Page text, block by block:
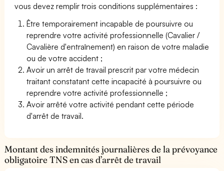
vous devez remplir trois conditions supplémentaires :
Être temporairement incapable de poursuivre ou
reprendre votre activité professionnelle (Cavalier /
Cavalière d'entraînement) en raison de votre maladie
ou de votre accident ;
Avoir un arrêt de travail prescrit par votre médecin
traitant constatant cette incapacité à poursuivre ou
reprendre votre activité professionnelle ;
Avoir arrêté votre activité pendant cette période
d'arrêt de travail.
Montant des indemnités journalières de la prévoyance
obligatoire TNS en cas d’arrêt de travail